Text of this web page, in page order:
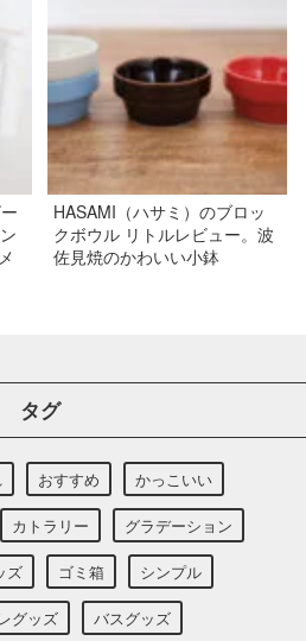
HASAMI（ハサミ）のブロッ
クボウル リトルレビュー。波
佐見焼のかわいい小鉢
タグ
おすすめ かっこいい
カトラリー グラデーション
ズ ゴミ箱 シンプル
グッズ バスグッズ